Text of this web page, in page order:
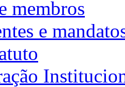
membros
e